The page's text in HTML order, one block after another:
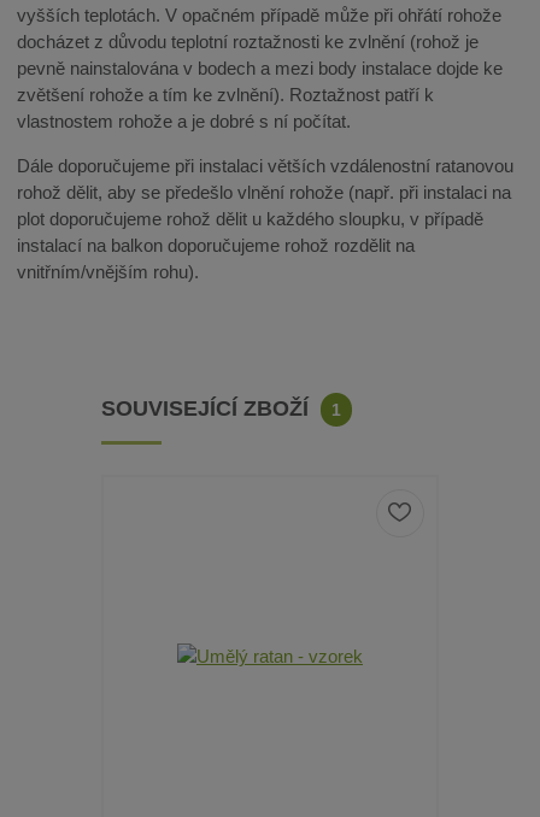
vyšších teplotách. V opačném případě může při ohřátí rohože
docházet z důvodu teplotní roztažnosti ke zvlnění (rohož je
pevně nainstalována v bodech a mezi body instalace dojde ke
zvětšení rohože a tím ke zvlnění). Roztažnost patří k
vlastnostem rohože a je dobré s ní počítat.
Dále doporučujeme při instalaci větších vzdálenostní ratanovou
rohož dělit, aby se předešlo vlnění rohože (např. při instalaci na
plot doporučujeme rohož dělit u každého sloupku, v případě
instalací na balkon doporučujeme rohož rozdělit na
vnitřním/vnějším rohu).
SOUVISEJÍCÍ ZBOŽÍ 1